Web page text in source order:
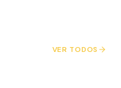
VER TODOS